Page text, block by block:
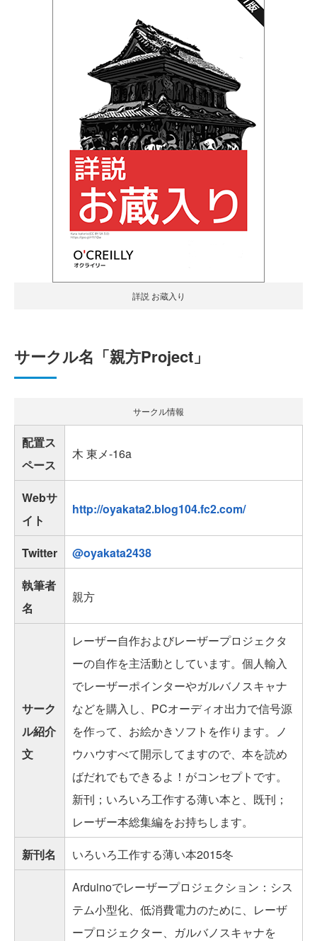
詳説 お蔵入り
サークル名「親方Project」
サークル情報
配置ス
ペース
木 東メ-16a
Webサ
イト
http://oyakata2.blog104.fc2.com/
Twitter
@oyakata2438
執筆者
名
親方
サーク
ル紹介
文
レーザー自作およびレーザープロジェクタ
ーの自作を主活動としています。個人輸入
でレーザーポインターやガルバノスキャナ
などを購入し、PCオーディオ出力で信号源
を作って、お絵かきソフトを作ります。ノ
ウハウすべて開示してますので、本を読め
ばだれでもできるよ！がコンセプトです。
新刊；いろいろ工作する薄い本と、既刊；
レーザー本総集編をお持ちします。
新刊名
いろいろ工作する薄い本2015冬
Arduinoでレーザープロジェクション：シス
テム小型化、低消費電力のために、レーザ
ープロジェクター、ガルバノスキャナを